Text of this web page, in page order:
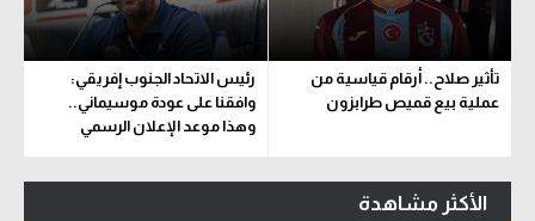
تأثير صلاح.. أرقام قياسية من
عملية بيع قميص طرابزون
رئيس الاتحاد الجنوب إفريقي:
وافقنا على عودة موسيماني..
وهذا موعد الإعلان الرسمي
الأكثر مشاهدة